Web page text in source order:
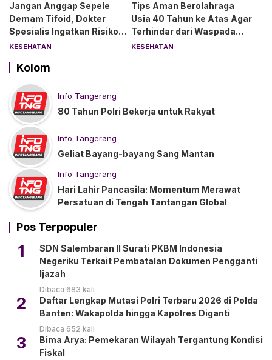
Jangan Anggap Sepele
Demam Tifoid, Dokter
Spesialis Ingatkan Risiko
Kebocoran Usus
KESEHATAN
Tips Aman Berolahraga
Usia 40 Tahun ke Atas Agar
Terhindar dari Waspada
“Angin Duduk”
KESEHATAN
Kolom
Info Tangerang
80 Tahun Polri Bekerja untuk Rakyat
Info Tangerang
Geliat Bayang-bayang Sang Mantan
Info Tangerang
Hari Lahir Pancasila: Momentum Merawat
Persatuan di Tengah Tantangan Global
Pos Terpopuler
1
SDN Salembaran II Surati PKBM Indonesia
Negeriku Terkait Pembatalan Dokumen Pengganti
Ijazah
Dibaca 683 kali
2
Daftar Lengkap Mutasi Polri Terbaru 2026 di Polda
Banten: Wakapolda hingga Kapolres Diganti
Dibaca 652 kali
3
Bima Arya: Pemekaran Wilayah Tergantung Kondisi
Fiskal